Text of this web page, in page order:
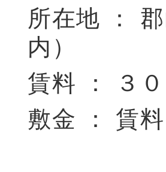
所在地 ：
内）
賃料 ： ３
敷金 ： 賃